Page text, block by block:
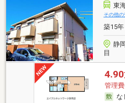
東
その他の
築15
静
目
4.90
管理
な